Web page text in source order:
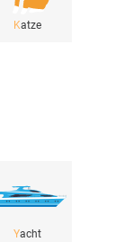
Katze
Yacht